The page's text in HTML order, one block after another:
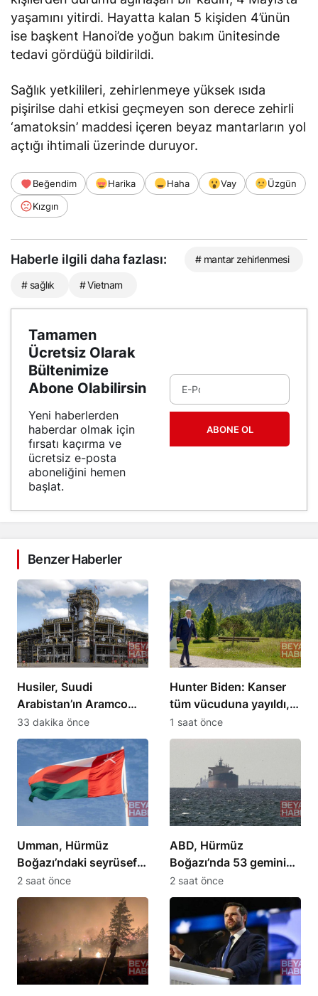
yaşamını yitirdi. Hayatta kalan 5 kişiden 4’ünün
ise başkent Hanoi’de yoğun bakım ünitesinde
tedavi gördüğü bildirildi.
Sağlık yetkilileri, zehirlenmeye yüksek ısıda
pişirilse dahi etkisi geçmeyen son derece zehirli
‘amatoksin’ maddesi içeren beyaz mantarların yol
açtığı ihtimali üzerinde duruyor.
Beğendim Harika Haha Vay
Üzgün
Kızgın
Haberle ilgili daha fazlası: # mantar zehirlenmesi
# sağlık # Vietnam
Tamamen
Ücretsiz Olarak
Bültenimize
Abone Olabilirsin
Yeni haberlerden
haberdar olmak için
fırsatı kaçırma ve
ücretsiz e-posta
aboneliğini hemen
başlat.
ABONE OL
Benzer Haberler
Husiler, Suudi
Arabistan’ın Aramco
rafinerisini hedef aldı
33 dakika önce
Hunter Biden: Kanser
tüm vücuduna yayıldı,
babası zor durumda
1 saat önce
Umman, Hürmüz
Boğazı’ndaki seyrüsefer
müzakerelerini olumlu
açıkladı
2 saat önce
ABD, Hürmüz
Boğazı’nda 53 geminin
rotasını değiştirdi
2 saat önce